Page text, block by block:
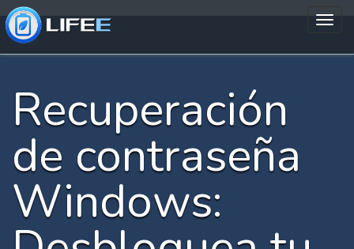
Recuperación
de contraseña
Windows: